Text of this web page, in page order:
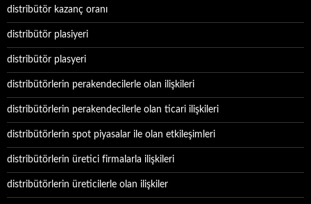
distribütör kazanç oranı
distribütör plasiyeri
distribütör plasyeri
distribütörlerin perakendecilerle olan ilişkileri
distribütörlerin perakendecilerle olan ticari ilişkileri
distribütörlerin spot piyasalar ile olan etkileşimleri
distribütörlerin üretici firmalarla ilişkileri
distribütörlerin üreticilerle olan ilişkiler